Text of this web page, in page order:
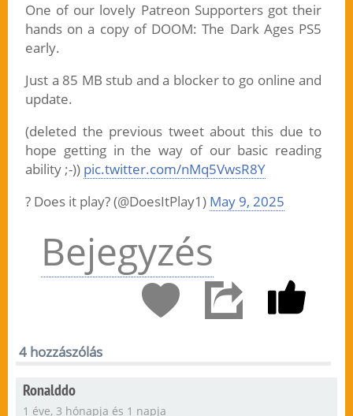
One of our lovely Patreon Supporters got their
hands on a copy of DOOM: The Dark Ages PS5
early.
Just a 85 MB stub and a blocker to go online and
update.
(deleted the previous tweet about this due to
hope getting in the way of our basic reading
ability ;-)) pic.twitter.com/nMq5VwsR8Y
? Does it play? (@DoesItPlay1) May 9, 2025
Bejegyzés
4 hozzászólás
Ronalddo
1 éve, 3 hónapja és 1 napja